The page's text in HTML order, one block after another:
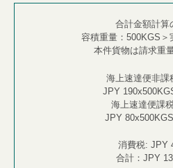
合計金額計算
容積重量： 500KGS ＞
本件貨物は請求重
海上速達便非
JPY
海上速達便課
JPY
消費税: JPY
合計： JPY